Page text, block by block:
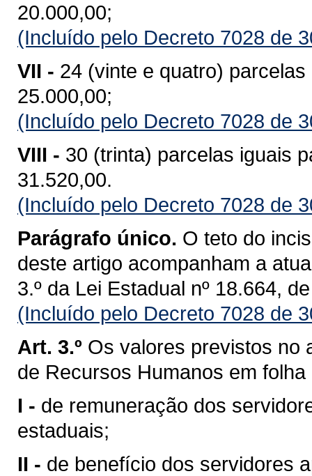
20.000,00;
(Incluído pelo Decreto 7028 de
VII - 24 (vinte e quatro)
25.000,00;
(Incluído pelo Decreto 7028 de
VIII - 30 (trinta) parcelas iguais
31.520,00.
(Incluído pelo Decreto 7028 de
Parágrafo único. O teto do
deste artigo acompanham a
3.º da Lei Estadual nº 18.664,
(Incluído pelo Decreto 7028 de
Art. 3.º Os valores previstos no
de Recursos Humanos em
I - de remuneração dos
estaduais;
II - de benefício dos servidores